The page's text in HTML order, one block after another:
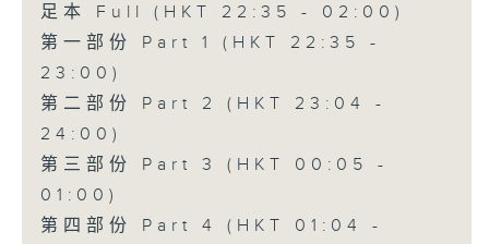
足本 Full (HKT 22:35 - 02:00)
第一部份 Part 1 (HKT 22:35 -
23:00)
第二部份 Part 2 (HKT 23:04 -
24:00)
第三部份 Part 3 (HKT 00:05 -
01:00)
第四部份 Part 4 (HKT 01:04 -